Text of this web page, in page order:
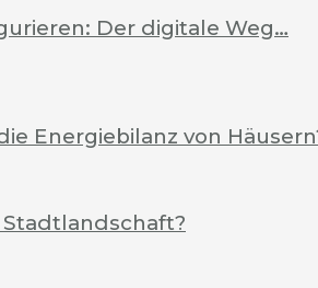
Der digitale Weg…
Energiebilanz von